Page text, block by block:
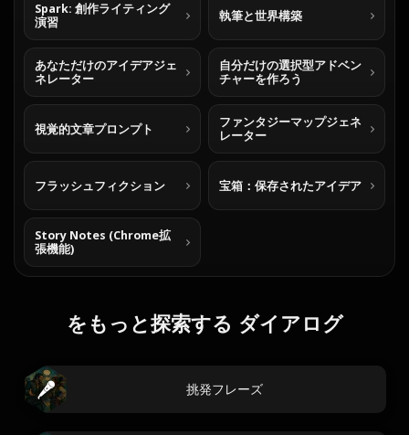
Spark: 創作ライティング
演習
執筆と世界構築
あなただけのアイデアジェ
ネレーター
自分だけの選択型アドベン
チャーを作ろう
視覚的文章プロンプト
ファンタジーマップジェネ
レーター
フラッシュフィクション 宝箱：保存されたアイデア
Story Notes (Chrome拡
張機能)
をもっと探索する ダイアログ
挑発フレーズ